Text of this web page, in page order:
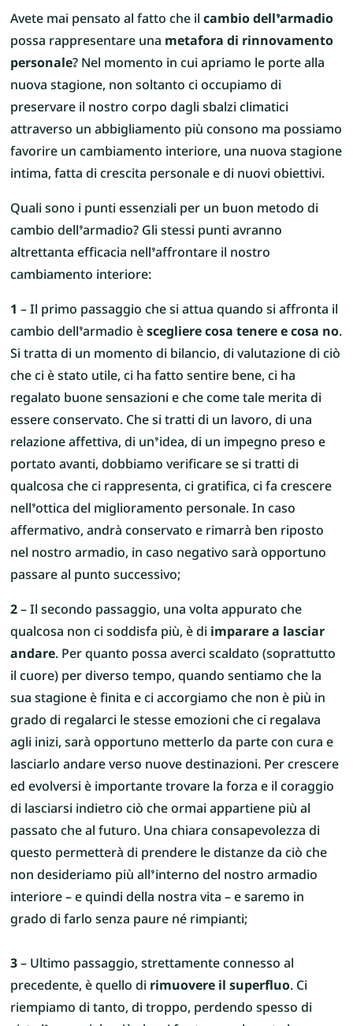
Avete mai pensato al fatto che ilcambio dell’armadio
possa rappresentare unametafora di rinnovamento
personale? Nel momento in cui apriamo le porte alla
nuova stagione, non soltanto ci occupiamo di
preservare il nostro corpo dagli sbalzi climatici
attraverso un abbigliamento più consono ma possiamo
favorire un cambiamento interiore, una nuova stagione
intima, fatta di crescita personale e di nuovi obiettivi.
Quali sono i punti essenziali per un buon metodo di
cambio dell’armadio? Gli stessi punti avranno
altrettanta efficacia nell’affrontare il nostro
cambiamento interiore:
1– Il primo passaggio che si attua quando si affronta il
cambio dell’armadio èscegliere cosa tenere e cosa no.
Si tratta di un momento di bilancio, di valutazione di ciò
che ci è stato utile, ci ha fatto sentire bene, ci ha
regalato buone sensazioni e che come tale merita di
essere conservato. Che si tratti di un lavoro, di una
relazione affettiva, di un’idea, di un impegno preso e
portato avanti, dobbiamo verificare se si tratti di
qualcosa che ci rappresenta, ci gratifica, ci fa crescere
nell’ottica del miglioramento personale. In caso
affermativo, andrà conservato e rimarrà ben riposto
nel nostro armadio, in caso negativo sarà opportuno
passare al punto successivo;
2– Il secondo passaggio, una volta appurato che
qualcosa non ci soddisfa più, è diimparare a lasciar
andare. Per quanto possa averci scaldato (soprattutto
il cuore) per diverso tempo, quando sentiamo che la
sua stagione è finita e ci accorgiamo che non è più in
grado di regalarci le stesse emozioni che ci regalava
agli inizi, sarà opportuno metterlo da parte con cura e
lasciarlo andare verso nuove destinazioni. Per crescere
ed evolversi è importante trovare la forza e il coraggio
di lasciarsi indietro ciò che ormai appartiene più al
passato che al futuro. Una chiara consapevolezza di
questo permetterà di prendere le distanze da ciò che
non desideriamo più all’interno del nostro armadio
interiore – e quindi della nostra vita – e saremo in
grado di farlo senza paure né rimpianti;
3– Ultimo passaggio, strettamente connesso al
precedente, è quello dirimuovere il superfluo. Ci
riempiamo di tanto, di troppo, perdendo spesso di